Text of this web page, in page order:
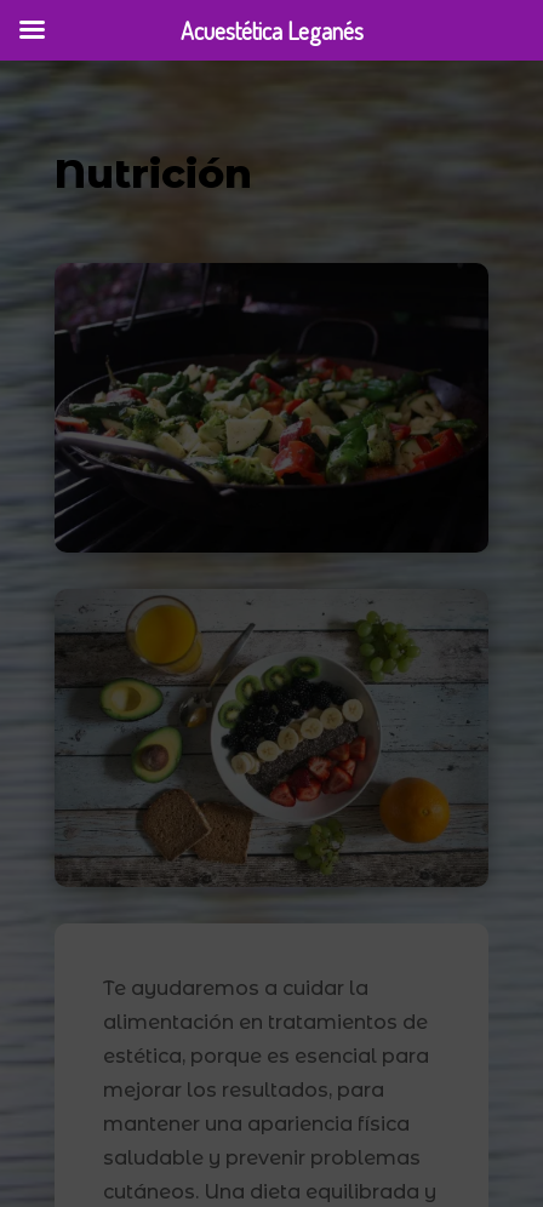
Nutrición
Te ayudaremos a cuidar la
alimentación en tratamientos de
estética, porque es esencial para
mejorar los resultados, para
mantener una apariencia física
saludable y prevenir problemas
cutáneos. Una dieta equilibrada y
Acuestética Leganés